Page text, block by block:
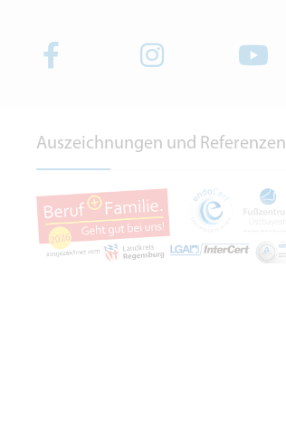
Auszeichnungen und Referenzen